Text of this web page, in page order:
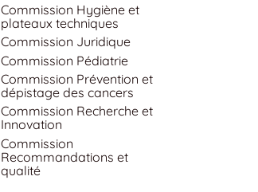
Commission Hygiène et
plateaux techniques
Commission Juridique
Commission Pédiatrie
Commission Prévention et
dépistage des cancers
Commission Recherche et
Innovation
Commission
Recommandations et
qualité